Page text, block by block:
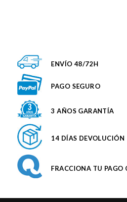
ENVÍO 48/72H
PAGO SEGURO
3 AÑOS GARANTÍA
14 DÍAS DEVOLUCIÓN
FRACCIONA TU PAGO